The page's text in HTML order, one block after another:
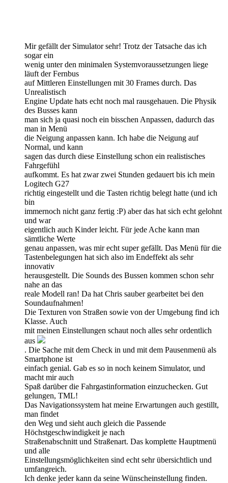
Mir gefällt der Simulator sehr! Trotz der Tatsache das ich
sogar ein
wenig unter den minimalen Systemvoraussetzungen liege
läuft der Fernbus
auf Mittleren Einstellungen mit 30 Frames durch. Das
Unrealistisch
Engine Update hats echt noch mal rausgehauen. Die Physik
des Busses kann
man sich ja quasi noch ein bisschen Anpassen, dadurch das
man in Menü
die Neigung anpassen kann. Ich habe die Neigung auf
Normal, und kann
sagen das durch diese Einstellung schon ein realistisches
Fahrgefühl
aufkommt. Es hat zwar zwei Stunden gedauert bis ich mein
Logitech G27
richtig eingestellt und die Tasten richtig belegt hatte (und ich
bin
immernoch nicht ganz fertig :P) aber das hat sich echt gelohnt
und war
eigentlich auch Kinder leicht. Für jede Ache kann man
sämtliche Werte
genau anpassen, was mir echt super gefällt. Das Menü für die
Tastenbelegungen hat sich also im Endeffekt als sehr
innovativ
herausgestellt. Die Sounds des Bussen kommen schon sehr
nahe an das
reale Modell ran! Da hat Chris sauber gearbeitet bei den
Soundaufnahmen!
Die Texturen von Straßen sowie von der Umgebung find ich
Klasse. Auch
mit meinen Einstellungen schaut noch alles sehr ordentlich
aus
. Die Sache mit dem Check in und mit dem Pausenmenü als
Smartphone ist
einfach genial. Gab es so in noch keinem Simulator, und
macht mir auch
Spaß darüber die Fahrgastinformation einzuchecken. Gut
gelungen, TML!
Das Navigationssystem hat meine Erwartungen auch gestillt,
man findet
den Weg und sieht auch gleich die Passende
Höchstgeschwindigkeit je nach
Straßenabschnitt und Straßenart. Das komplette Hauptmenü
und alle
Einstellungsmöglichkeiten sind echt sehr übersichtlich und
umfangreich.
Ich denke jeder kann da seine Wünscheinstellung finden.